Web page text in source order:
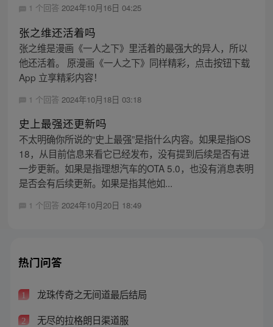
1 个回答 2024年10月16日 04:25
张之维还活着吗
张之维是漫画《一人之下》里活着的最强大的异人，所以
他还活着。 原漫画《一人之下》同样精彩，点击按钮下载
App 立享精彩内容！
1 个回答 2024年10月18日 03:18
史上最强还更新吗
不太明确你所说的“史上最强”是指什么内容。如果是指iOS
18，从目前信息来看它已经发布，没有提到后续是否有进
一步更新。如果是指理想汽车的OTA 5.0，也没有消息表明
是否会有后续更新。如果是指其他如...
1 个回答 2024年10月20日 18:49
热门问答
1 龙珠传奇之无间道最后结局
2 无尽的拉格朗日渠道服